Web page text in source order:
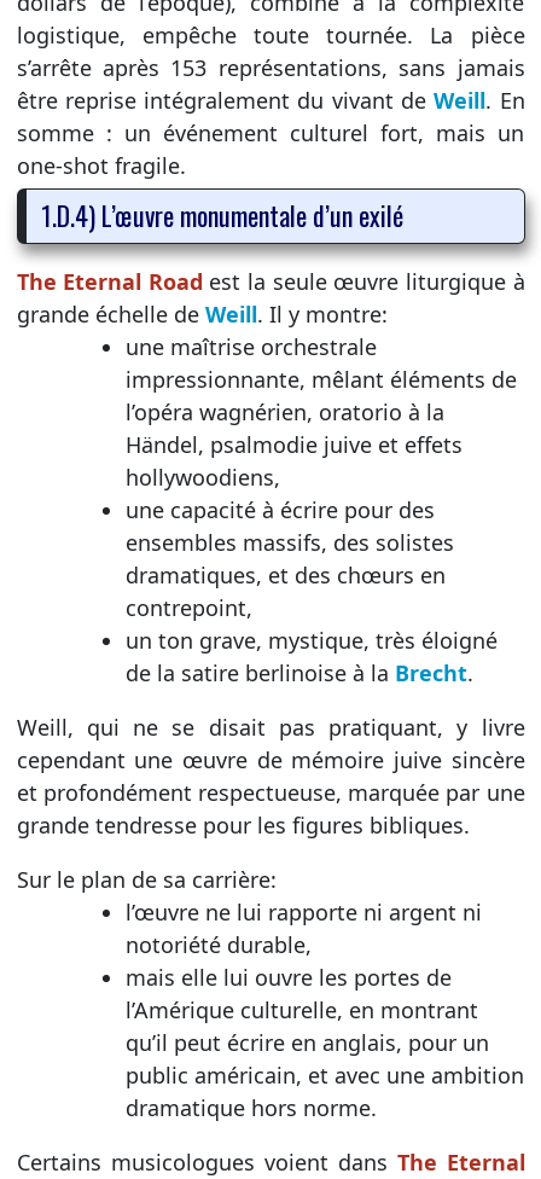
logistique, empêche toute tournée. La pièce
s’arrête après 153 représentations, sans jamais
être reprise intégralement du vivant deWeill. En
somme : un événement culturel fort, mais un
one-shot fragile.
1.D.4) L’œuvre monumentale d’un exilé
The Eternal Road est la seule œuvre liturgique à
grande échelle de Weill. Il y montre:
une maîtrise orchestrale
impressionnante, mêlant éléments de
l’opéra wagnérien, oratorio à la
Händel, psalmodie juive et effets
hollywoodiens,
une capacité à écrire pour des
ensembles massifs, des solistes
dramatiques, et des chœurs en
contrepoint,
un ton grave, mystique, très éloigné
de la satire berlinoise à la Brecht.
Weill, qui ne se disait pas pratiquant, y livre
cependant une œuvre de mémoire juive sincère
et profondément respectueuse, marquée par une
grande tendresse pour les figures bibliques.
Sur le plan de sa carrière:
l’œuvre ne lui rapporte ni argent ni
notoriété durable,
mais elle lui ouvre les portes de
l’Amérique culturelle, en montrant
qu’il peut écrire en anglais, pour un
public américain, et avec une ambition
dramatique hors norme.
Certains musicologues voient dans The Eternal